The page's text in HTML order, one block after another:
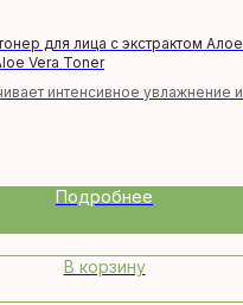
для лица с экстрактом
Vera Toner
интенсивное увлажнение и
Он повышает тонус кожи,
пленку, способствует
Подробнее
В корзину